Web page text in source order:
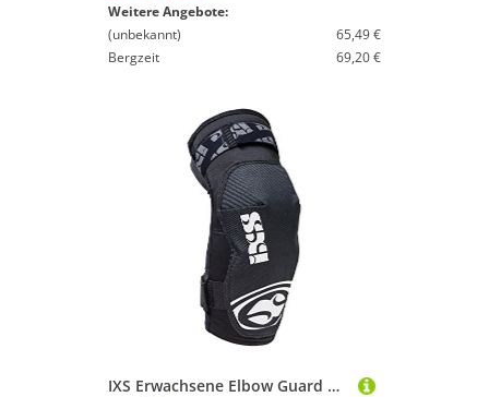
Weitere Angebote:
(unbekannt)
65,49 €
Bergzeit
69,20 €
IXS Erwachsene Elbow Guard Hack, Black, M, IX-PRT-3630